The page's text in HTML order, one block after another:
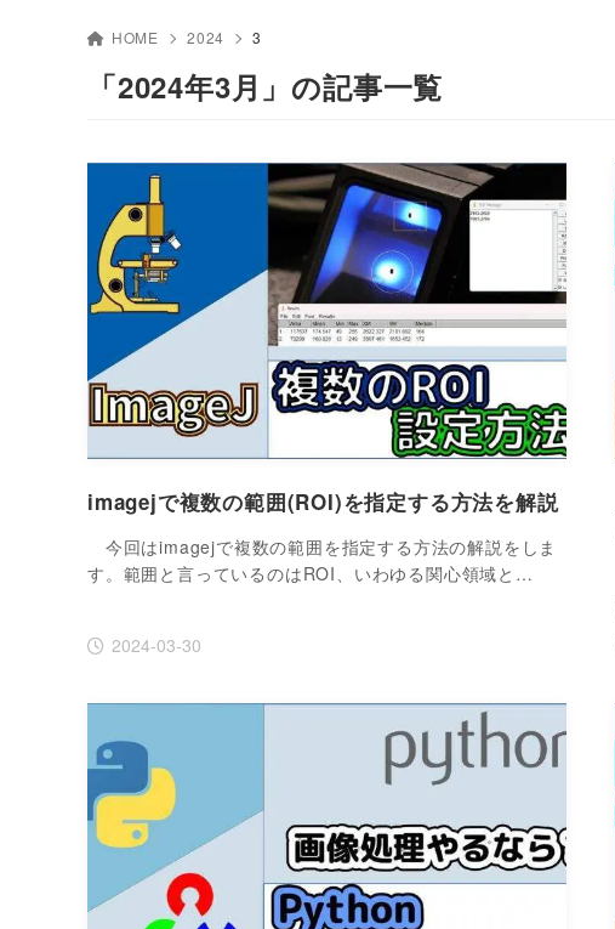
HOME 2024 3
「2024年3月」の記事一覧
imagejで複数の範囲(ROI)を指定する方法を解説
今回はimagejで複数の範囲を指定する方法の解説をしま
す。範囲と言っているのはROI、いわゆる関心領域と…
2024-03-30